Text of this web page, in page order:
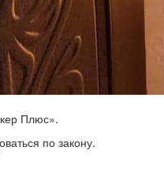
Плюс».
по закону.